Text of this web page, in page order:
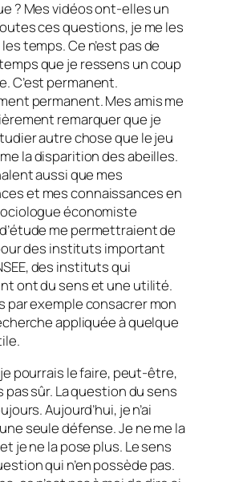
? Mes vidéos ont-elles un
ces questions, je me les
temps. Ce n’est pas de
que je ressens un coup
C’est permanent.
permanent. Mes amis me
remarquer que je
autre chose que le jeu
la disparition des abeilles.
aussi que mes
et mes connaissances en
économiste
me permettraient de
des instituts important
des instituts qui
ont du sens et une utilité.
par exemple consacrer mon
appliquée à quelque
pourrais le faire, peut-être,
pas sûr. La question du sens
Aujourd’hui, je n’ai
seule défense. Je ne me la
je ne la pose plus. Le sens
qui n’en possède pas.